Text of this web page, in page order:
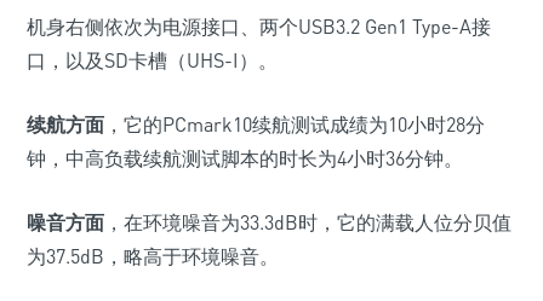
机身右侧依次为电源接口、两个USB3.2 Gen1 Type-A接
口，以及SD卡槽 （UHS-I） 。
续航方面 ，它的PCmark10续航测试成绩为10小时28分
钟，中高负载续航测试脚本的时长为4小时36分钟。
噪音方面 ，在环境噪音为33.3dB时，它的满载人位分贝值
为37.5dB，略高于环境噪音。